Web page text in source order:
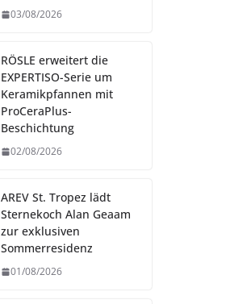
03/08/2026
RÖSLE erweitert die
EXPERTISO-Serie um
Keramikpfannen mit
ProCeraPlus-
Beschichtung
02/08/2026
AREV St. Tropez lädt
Sternekoch Alan Geaam
zur exklusiven
Sommerresidenz
01/08/2026